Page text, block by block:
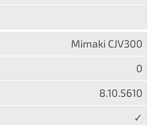
Mimaki CJV300
0
8.10.5610
✓